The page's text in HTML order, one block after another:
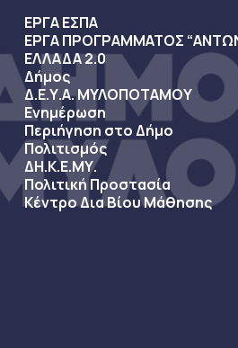
ΕΡΓΑ ΕΣΠΑ
ΕΡΓΑ ΠΡΟΓΡΑΜΜΑΤΟΣ
ΕΛΛΑΔΑ 2.0
Δήμος
Δ.Ε.Υ.Α. ΜΥΛΟΠΟΤΑΜΟΥ
Ενημέρωση
Περιήγηση στο Δήμο
Πολιτισμός
ΔΗ.Κ.Ε.ΜΥ.
Πολιτική Προστασία
Κέντρο Δια Βίου Μάθησης